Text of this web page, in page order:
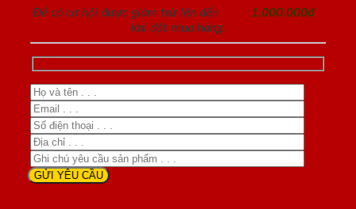
Để có cơ hội được giảm trừ lên đến
1.000.000đ
khi đặt mua hàng.